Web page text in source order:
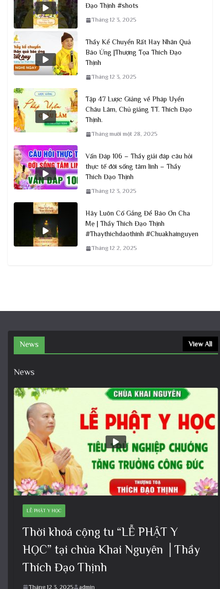
Đạo Thịnh #shots
Tháng 12 3, 2025
Thầy Kể Chuyển Rất Hay Nhân Quả
Báo Ứng |Thượng Tọa Thích Đạo
Thịnh
Tháng 12 3, 2025
Tập 47 Lược Giảng về Pháp Uyển
Châu Lâm, Chủ giảng TT. Thích Đạo
Thịnh.
Tháng mười một 28, 2025
Vấn Đáp 106 – Thầy giải đáp câu hỏi
thực tế đời sống tâm linh – Thầy
Thích Đạo Thịnh
Tháng 12 3, 2025
Hãy Luôn Cố Gắng Để Báo Ơn Cha
Mẹ | Thầy Thích Đạo Thịnh
#Thaythichdaothinh #Chuakhainguyen
Tháng 12 2, 2025
News View All
News
LỄ PHẬT Y HỌC
Thời khoá cộng tu “LỄ PHẬT Y
HỌC” tại chùa Khai Nguyên │Thầy
Thích Đạo Thịnh
Tháng 12 3, 2025 admin